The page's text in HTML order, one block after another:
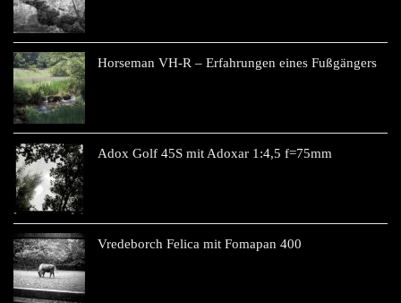
Horseman VH-R – Erfahrungen eines Fußgängers
Adox Golf 45S mit Adoxar 1:4,5 f=75mm
Vredeborch Felica mit Fomapan 400